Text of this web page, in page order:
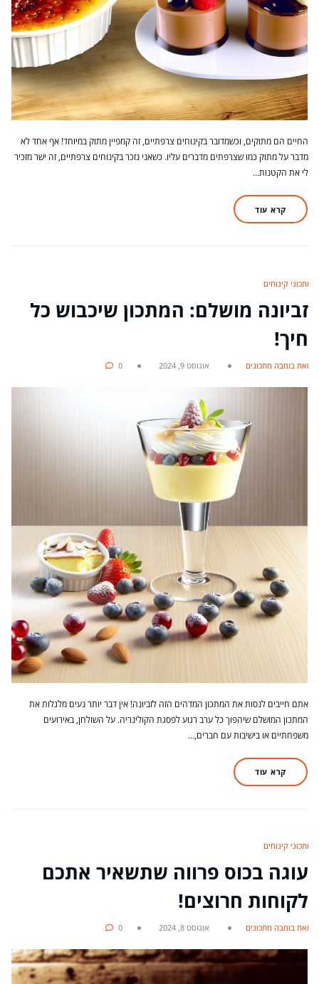
החיים הם מתוקים, וכשמדובר בקינוחים צרפתיים, זה קמפיין מתוק במיוחד! אף אחד לא
מדבר על מתוק כמו שצרפתים מדברים עליו. כשאני נזכר בקינוחים צרפתיים, זה ישר מזכיר
לי את הקטנות…
קרא עוד
מתכוני קינוחים
זביונה מושלם: המתכון שיכבוש כל
חיך!
מאת בומבה מתכונים אוגוסט 9, 2024 0
אתם חייבים לנסות את המתכון המדהים הזה לזביונה! אין דבר יותר נעים מלגלות את
המתכון המושלם שיהפוך כל ערב רגוע לפסגת הקולינריה. על השולחן, באירועים
משפחתיים או בישיבות עם חברים,…
קרא עוד
מתכוני קינוחים
עוגה בכוס פרווה שתשאיר אתכם
לקוחות חרוצים!
מאת בומבה מתכונים אוגוסט 8, 2024 0